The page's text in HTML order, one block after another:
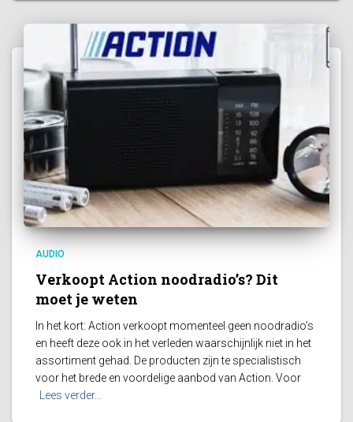
AUDIO
Verkoopt Action noodradio’s? Dit
moet je weten
In het kort: Action verkoopt momenteel geen noodradio’s
en heeft deze ook in het verleden waarschijnlijk niet in het
assortiment gehad. De producten zijn te specialistisch
voor het brede en voordelige aanbod van Action. Voor
Lees verder…